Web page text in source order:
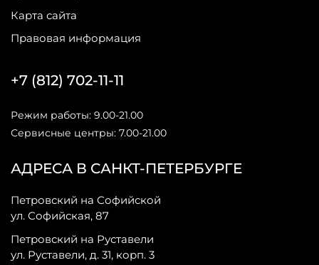
Карта сайта
Правовая информация
АДРЕСА В САНКТ-ПЕТЕРБУРГЕ
Петровский на Софийской
ул. Софийская, 87
Петровский на Руставели
ул. Руставели, д. 31, корп. 3
+7 (812) 702-11-11
Режим работы: 9.00-21.00
Сервисные центры: 7.00-21.00